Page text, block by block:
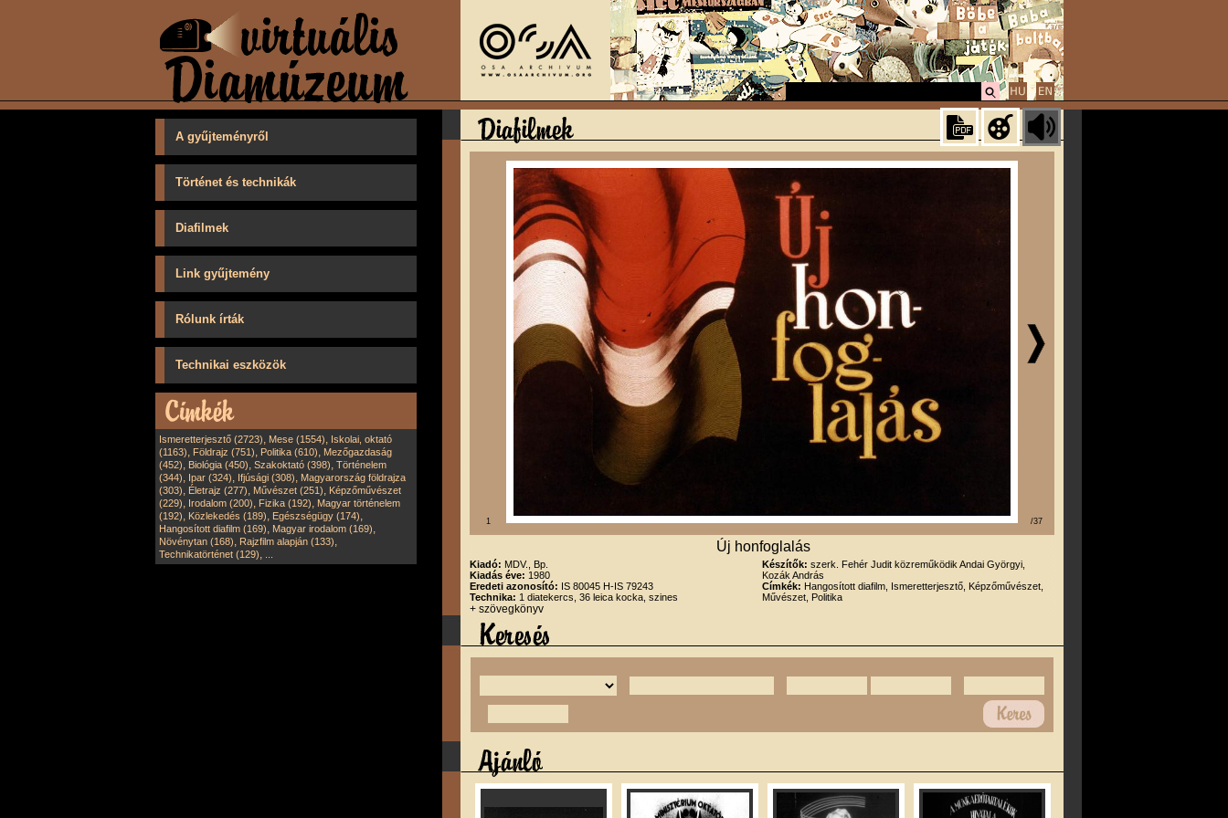
A gyűjteményről
Történet és technikák
Diafilmek
Link gyűjtemény
Rólunk írták
Technikai eszközök
Ismeretterjesztő (2723), Mese (1554), Iskolai, oktató
(1163), Földrajz (751), Politika (610), Mezőgazdaság
(452), Biológia (450), Szakoktató (398), Történelem
(344), Ipar (324), Ifjúsági (308), Magyarország földrajza
(303), Életrajz (277), Művészet (251), Képzőművészet
(229), Irodalom (200), Fizika (192), Magyar történelem
(192), Közlekedés (189), Egészségügy (174),
Hangosított diafilm (169), Magyar irodalom (169),
Növénytan (168), Rajzfilm alapján (133),
Technikatörténet (129),
1 /37
Új honfoglalás
Kiadó: MDV., Bp.
Kiadás éve: 1980
Eredeti azonosító: IS 80045 H-IS 79243
Technika: 1 diatekercs, 36 leica kocka, szines
Készítők: szerk. Fehér Judit közreműködik Andai Györgyi,
Kozák András
Címkék: Hangosított diafilm, Ismeretterjesztő, Képzőművészet,
Művészet, Politika
+ szövegkönyv